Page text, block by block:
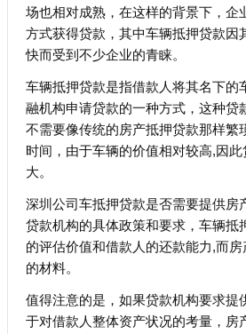
场也相对成熟，在这样的背景下，企
方式获得贷款，其中车辆抵押贷款因
快而受到不少企业的青睐。
车辆抵押贷款是指借款人将其名下的
融机构申请贷款的一种方式，这种贷
不需要像传统的房产抵押贷款那样繁
时间，由于车辆的价值相对较高,因
大。
深圳公司车抵押贷款是否需要提供房
贷款机构的具体政策和要求，车辆抵
的评估价值和借款人的还款能力,而
的材料。
值得注意的是，如果贷款机构要求提
于对借款人整体资产状况的考量，房